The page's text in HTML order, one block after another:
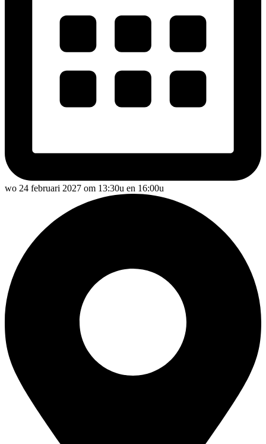
wo 24 februari 2027 om 13:30u en 16:00u